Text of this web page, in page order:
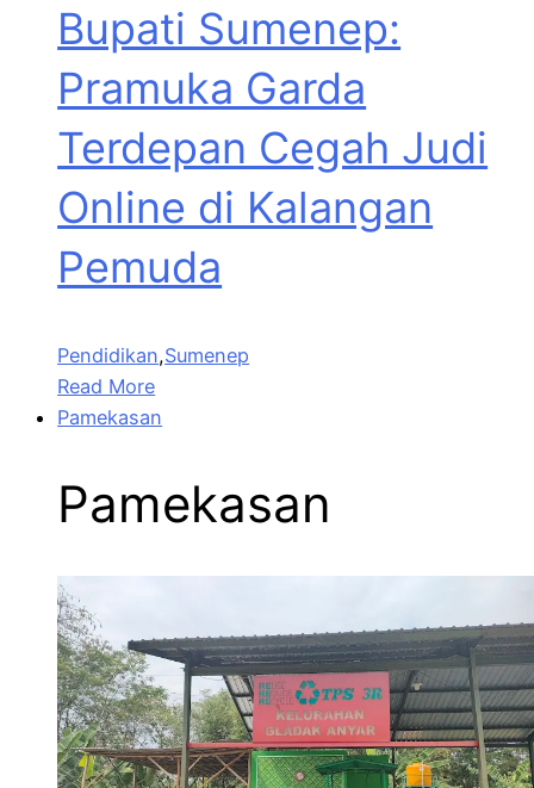
Bupati Sumenep:
Pramuka Garda
Terdepan Cegah Judi
Online di Kalangan
Pemuda
Pendidikan,Sumenep
Read More
Pamekasan
Pamekasan